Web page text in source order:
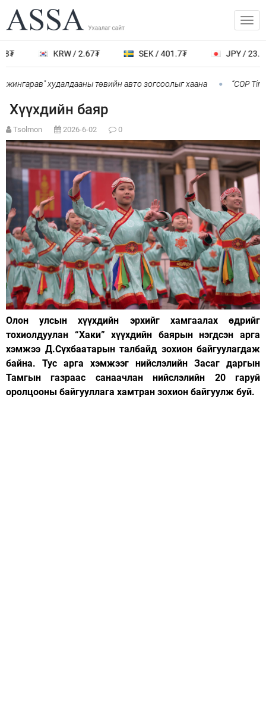
KRW / 2.67₮ SEK / 401.7₮ JPY /
худалдааны төвийн авто зогсоолыг хаана “COP
Хүүхдийн баяр
Tsolmon 2026-6-02 0
Олон улсын хүүхдийн эрхийг хамгаалах өдрийг
тохиолдуулан “Хаки” хүүхдийн баярын нэгдсэн арга
хэмжээ Д.Сүхбаатарын талбайд зохион байгуулагдаж
байна. Тус арга хэмжээг нийслэлийн Засаг даргын
Тамгын газраас санаачлан нийслэлийн 20 гаруй
оролцооны байгууллага хамтран зохион байгуулж буй.